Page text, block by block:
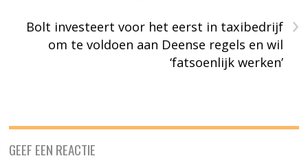
›
Bolt investeert voor het eerst in taxibedrijf
om te voldoen aan Deense regels en wil
‘fatsoenlijk werken’
GEEF EEN REACTIE